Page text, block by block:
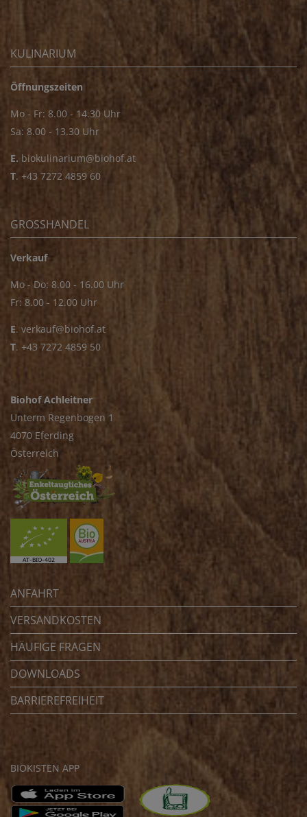
KULINARIUM
Öffnungszeiten
Mo - Fr: 8.00 - 14.30 Uhr
Sa: 8.00 - 13.30 Uhr
E. biokulinarium@biohof.at
T. +43 7272 4859 60
GROSSHANDEL
Verkauf
Mo - Do: 8.00 - 16.00 Uhr
Fr: 8.00 - 12.00 Uhr
E. verkauf@biohof.at
T. +43 7272 4859 50
Biohof Achleitner
Unterm Regenbogen 1
4070 Eferding
Österreich
ANFAHRT
VERSANDKOSTEN
HÄUFIGE FRAGEN
DOWNLOADS
BARRIEREFREIHEIT
BIOKISTEN APP